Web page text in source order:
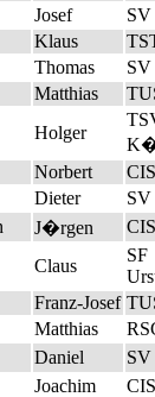
Josef
SV
Klaus
Thomas
SV
Matthias
Holger
Norbert
Dieter
SV
J�rgen
Claus
SF
Franz-Josef
Matthias
Daniel
SV
Joachim